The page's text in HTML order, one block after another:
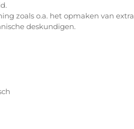
zoals o.a. het opmaken van extra
deskundigen.